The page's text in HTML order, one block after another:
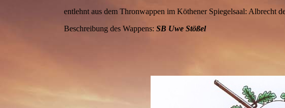
entlehnt aus dem Thronwappen im Köthener Spiegelsaal: Albrecht
Beschreibung des Wappens: SB Uwe Stößel